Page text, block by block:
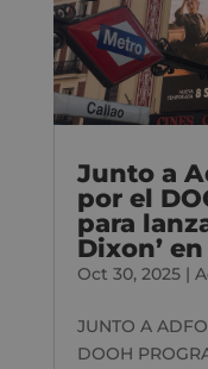
Junto a
por el
para
Dixon’
Oct 30, 2025|
JUNTO A
DOOH